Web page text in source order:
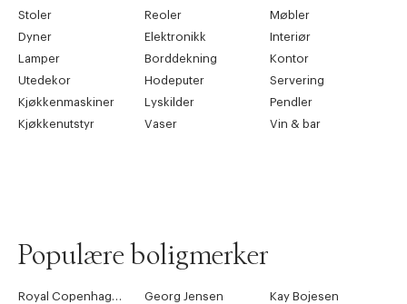
Stoler
Reoler
Møbler
Dyner
Elektronikk
Interiør
Lamper
Borddekning
Kontor
Utedekor
Hodeputer
Servering
Kjøkkenmaskiner
Lyskilder
Pendler
Kjøkkenutstyr
Vaser Vin & bar
Populære boligmerker
Royal Copenhagen Georg Jensen
Kay Bojesen